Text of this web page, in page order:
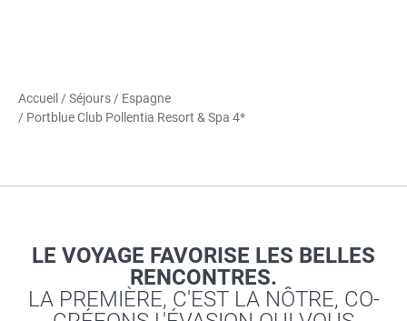
Accueil /Séjours / Espagne
/ Portblue Club Pollentia Resort & Spa 4*
LE VOYAGE FAVORISE LES BELLES
RENCONTRES.
LA PREMIÈRE, C'EST LA NÔTRE, CO-